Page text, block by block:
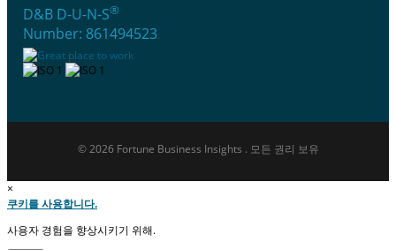
D&B D-U-N-S®
Number: 861494523
© 2026 Fortune Business Insights . 모든 권리 보유
×
쿠키를 사용합니다.
사용자 경험을 향상시키기 위해.